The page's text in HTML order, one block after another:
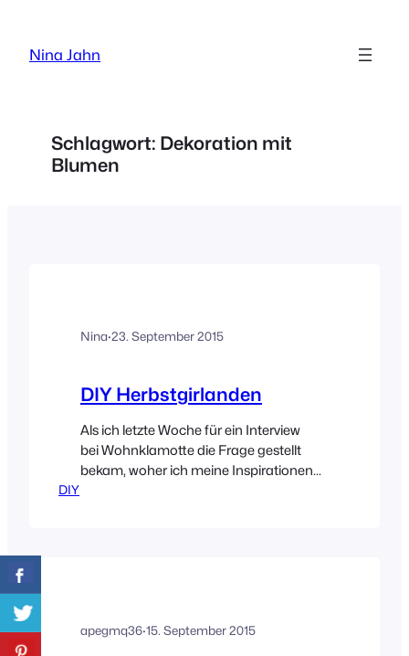
springen
Nina Jahn
Schlagwort: Dekoration mit
Blumen
Nina·23. September 2015
DIY Herbstgirlanden
Als ich letzte Woche für ein Interview
bei Wohnklamotte die Frage gestellt
bekam, woher ich meine Inspirationen
unserer Küche.
DIY
apegmq36·15. September 2015